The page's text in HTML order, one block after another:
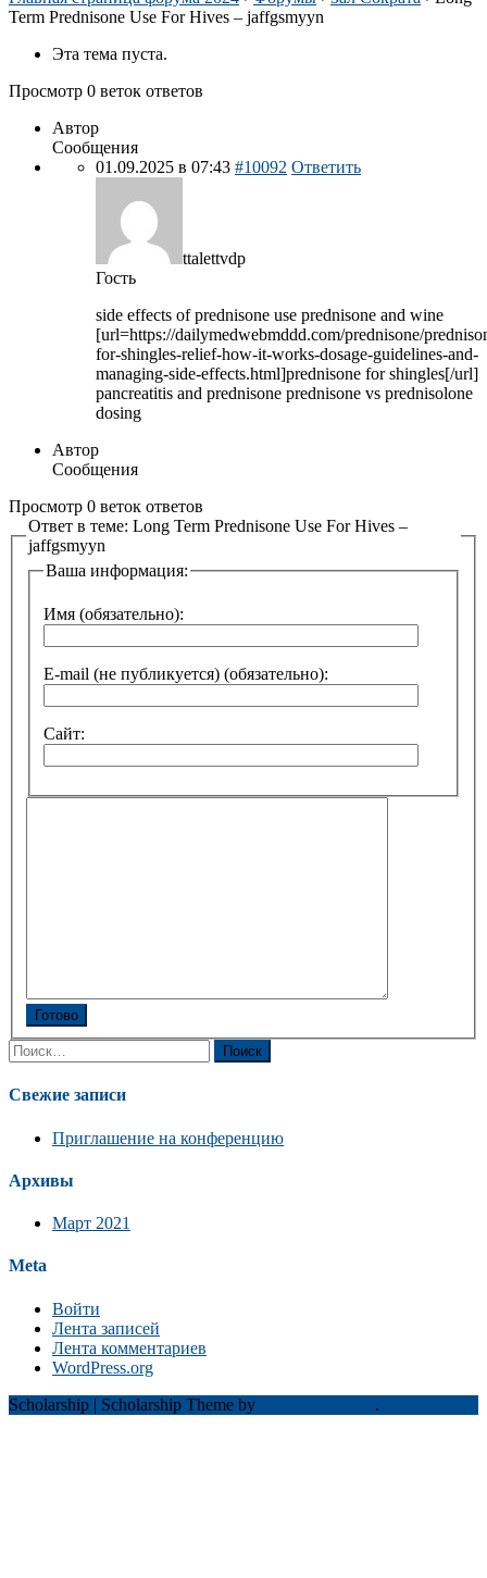
Term Prednisone Use For Hives – jaffgsmyyn
Эта тема пуста.
Просмотр 0 веток ответов
Автор
Сообщения
01.09.2025 в 07:43 #10092 Ответить
ttalettvdp
Гость
side effects of prednisone use prednisone and wine
[url=https://dailymedwebmddd.com/prednisone/
for-shingles-relief-how-it-works-dosage-guidelines-and-
managing-side-effects.html]prednisone for shingles[/url]
pancreatitis and prednisone prednisone vs prednisolone
dosing
Автор
Сообщения
Просмотр 0 веток ответов
Ответ в теме: Long Term Prednisone Use For Hives –
jaffgsmyyn
Ваша информация:
Имя (обязательно):
E-mail (не публикуется) (обязательно):
Сайт:
Готово
Найти:
Свежие записи
Приглашение на конференцию
Архивы
Март 2021
Meta
Войти
Лента записей
Лента комментариев
WordPress.org
Scholarship | Scholarship Theme by .